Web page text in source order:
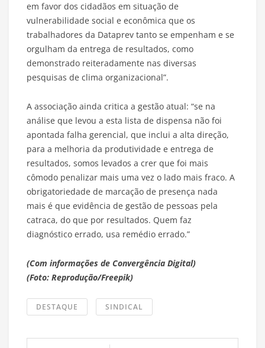
em favor dos cidadãos em situação de
vulnerabilidade social e econômica que os
trabalhadores da Dataprev tanto se empenham e se
orgulham da entrega de resultados, como
demonstrado reiteradamente nas diversas
pesquisas de clima organizacional”.
A associação ainda critica a gestão atual: “se na
análise que levou a esta lista de dispensa não foi
apontada falha gerencial, que inclui a alta direção,
para a melhoria da produtividade e entrega de
resultados, somos levados a crer que foi mais
cômodo penalizar mais uma vez o lado mais fraco. A
obrigatoriedade de marcação de presença nada
mais é que evidência de gestão de pessoas pela
catraca, do que por resultados. Quem faz
diagnóstico errado, usa remédio errado.”
(Com informações de Convergência Digital)
(Foto: Reprodução/Freepik)
DESTAQUE SINDICAL